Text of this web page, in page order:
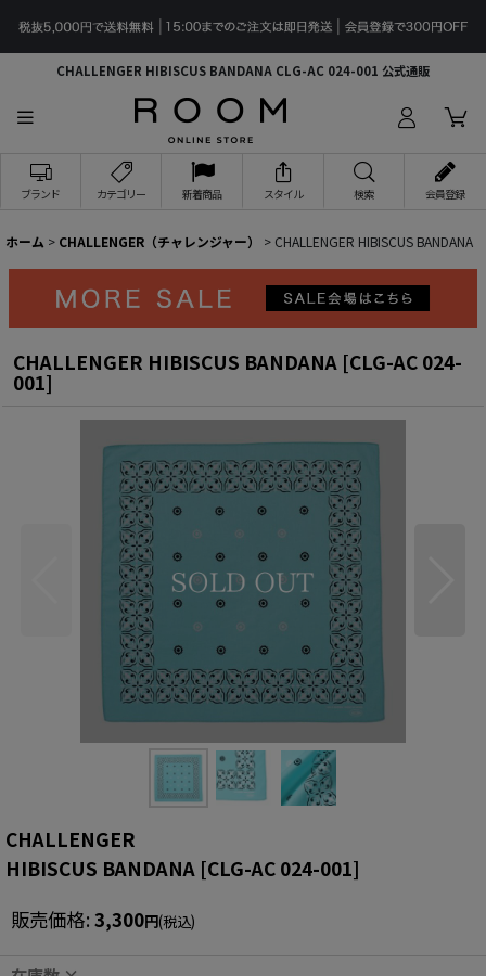
CHALLENGER HIBISCUS BANDANA CLG-AC 024-001 公式通販
ブランド カテゴリー 新着商品 スタイル 検索 会員登録
ホーム > CHALLENGER（チャレンジャー） > CHALLENGER HIBISCUS BANDANA
CHALLENGER HIBISCUS BANDANA [CLG-AC 024-
001]
CHALLENGER
HIBISCUS BANDANA [CLG-AC 024-001]
販売価格: 3,300円(税込)